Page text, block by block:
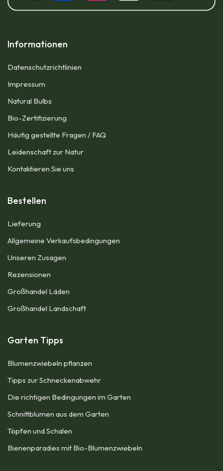
Informationen
Datenschutzrichtlinien
Impressum​
Natural Bulbs
Bio-Zertifizierung
Häufig gestellte Fragen / FAQ
Leidenschaft zur Natur
Kontaktieren Sie uns
Bestellen
Lieferung
Allgemeine Verkaufsbedingungen​
Unseren Zusagen
Rezensionen
Großhandel Läden
Großhandel Landschaft
Garten Tipps
Blumenzwiebeln pflanzen​
Tipps zur Schneckenabwehr
Die richtigen Bedingungen im Garten
Schnittblumen aus dem Garten
Töpfen und Schalen
Bienenparadies mit Bio-Blumenzwiebeln